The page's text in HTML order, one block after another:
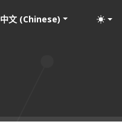
中文 (Chinese)